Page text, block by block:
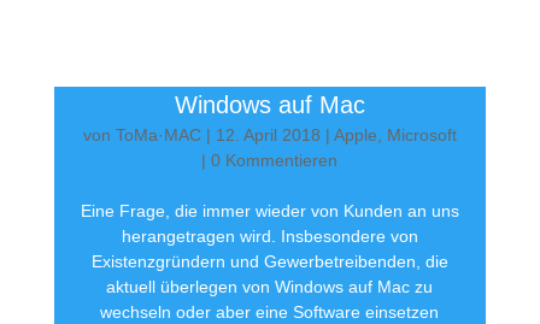
Windows auf Mac
von ToMa·MAC| 12. April 2018 | Apple, Microsoft
| 0 Kommentieren
Eine Frage, die immer wieder von Kunden an uns
herangetragen wird. Insbesondere von
Existenzgründern und Gewerbetreibenden, die
aktuell überlegen von Windows auf Mac zu
wechseln oder aber eine Software einsetzen